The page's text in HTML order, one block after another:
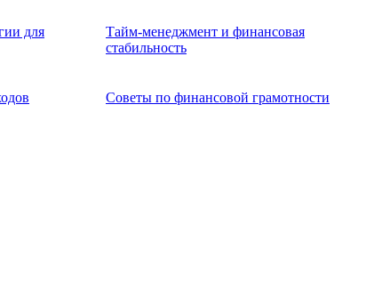
для
Тайм-менеджмент и финансовая
стабильность
Советы по финансовой грамотности